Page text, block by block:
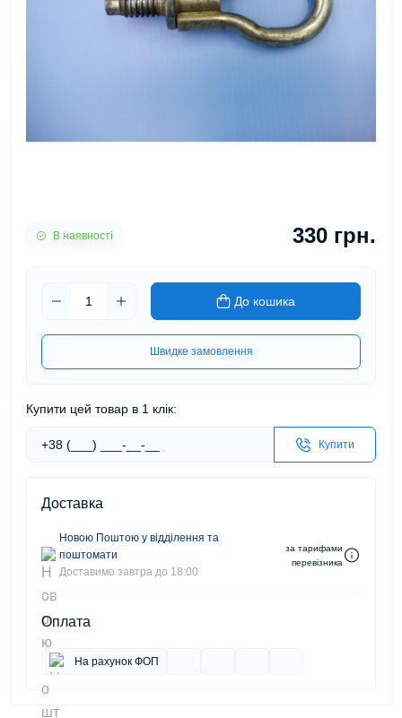
В наявності 330 грн.
До кошика
Швидке замовлення
Купити цей товар в 1 клік:
Купити
Доставка
Новою Поштою у відділення та
поштомати
Доставимо завтра до 18:00
за тарифами
перевізника
Оплата
На рахунок ФОП